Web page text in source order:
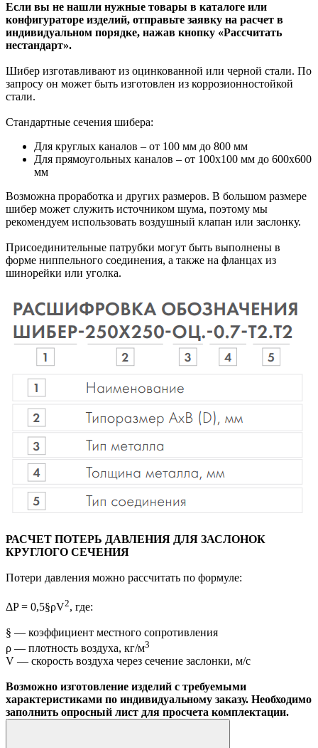
Если вы не нашли нужные товары в каталоге или
конфигураторе изделий, отправьте заявку на расчет в
индивидуальном порядке, нажав кнопку «Рассчитать
нестандарт».
Шибер изготавливают из оцинкованной или черной стали. По
запросу он может быть изготовлен из коррозионностойкой
стали.
Стандартные сечения шибера:
Для круглых каналов – от 100 мм до 800 мм
Для прямоугольных каналов – от 100х100 мм до 600х600
мм
Возможна проработка и других размеров. В большом размере
шибер может служить источником шума, поэтому мы
рекомендуем использовать воздушный клапан или заслонку.
Присоединительные патрубки могут быть выполнены в
форме ниппельного соединения, а также на фланцах из
шинорейки или уголка.
РАСЧЕТ ПОТЕРЬ ДАВЛЕНИЯ ДЛЯ ЗАСЛОНОК
КРУГЛОГО СЕЧЕНИЯ
Потери давления можно рассчитать по формуле:
ΔP = 0,5§ρV2, где:
§ — коэффициент местного сопротивления
ρ — плотность воздуха, кг/м3
V — скорость воздуха через сечение заслонки, м/с
Возможно изготовление изделий с требуемыми
характеристиками по индивидуальному заказу. Необходимо
заполнить опросный лист для просчета комплектации.